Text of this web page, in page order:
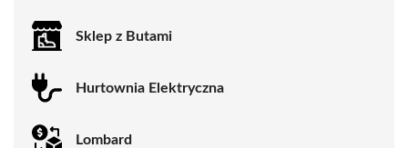
Sklep z Butami
Hurtownia Elektryczna
Lombard